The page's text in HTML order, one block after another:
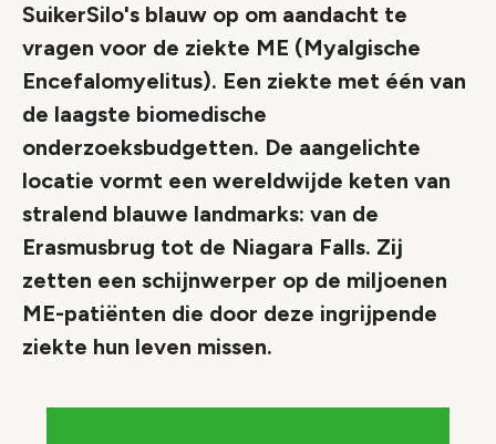
SuikerSilo's blauw op om aandacht te
vragen voor de ziekte ME (Myalgische
Encefalomyelitus). Een ziekte met één van
de laagste biomedische
onderzoeksbudgetten. De aangelichte
locatie vormt een wereldwijde keten van
stralend blauwe landmarks: van de
Erasmusbrug tot de Niagara Falls. Zij
zetten een schijnwerper op de miljoenen
ME-patiënten die door deze ingrijpende
ziekte hun leven missen.